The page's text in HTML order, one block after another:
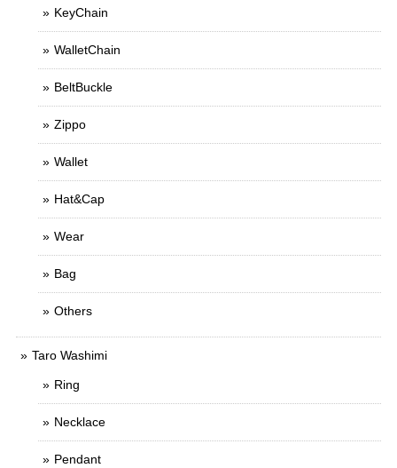
KeyChain
WalletChain
BeltBuckle
Zippo
Wallet
Hat&Cap
Wear
Bag
Others
Taro Washimi
Ring
Necklace
Pendant